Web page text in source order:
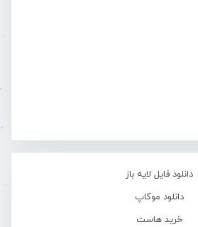
دانلود فایل لایه باز
دانلود موکاپ
خرید هاست